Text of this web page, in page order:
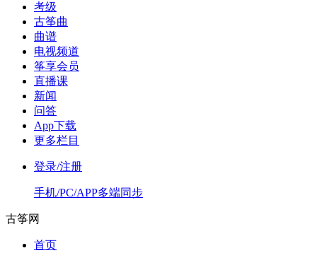
考级
古筝曲
曲谱
电视频道
筝享会员
直播课
新闻
问答
App下载
更多栏目
登录/注册
手机/PC/APP多端同步
古筝网
首页